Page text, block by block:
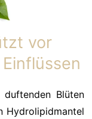
vor
Blüten
Hydrolipidmantel